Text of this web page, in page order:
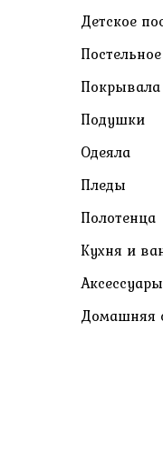
Детское
Покрывала
Подушки
Одеяла
Пледы
Полотенца
Кухня и
Домашняя